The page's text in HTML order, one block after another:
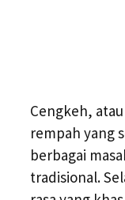
Cengkeh,
rempah yang
berbagai
tradisional.